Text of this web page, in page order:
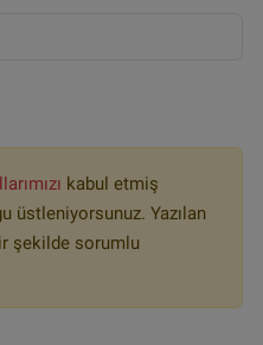
kabul etmiş
üstleniyorsunuz. Yazılan
şekilde sorumlu